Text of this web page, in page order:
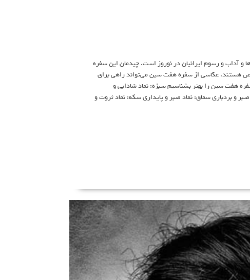
و آداب و رسوم ایرانیان در نوروز است. چیدمان این سفره
هستند. عکاسی از سفره هفت سین می‌تواند راهی برای
هفت سین را بهتر بشناسیم سبزه: نماد شادابی و
و بردباری سماق: نماد صبر و پایداری سکه: نماد ثروت و